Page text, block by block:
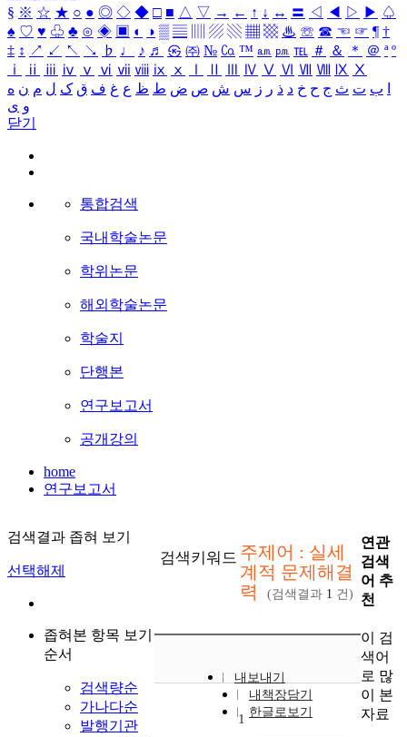
§ ※ ☆ ★ ○ ● ◎ ◇ ◆ □ ■ △ ▽ → ← ↑ ↓ ↔ 〓 ◁ ◀ ▷ ▶ ♤
♠ ♡ ♥ ♧ ♣ ⊙ ◈ ▣ ◐ ◑ ▒ ▤ ▨ ▧ ▦ ▩ ♨ ☏ ☎ ☜ ☞ ¶ †
‡ ↕ ↗ ↙ ↖ ↘ ♭ ♩ ♪ ♬ ㉿ ㈜ № ㏇ ™ ㏂ ㏘ ℡ ＃ ＆ ＊ ＠ ª º
ⅰ
ⅱ ⅲ ⅳ ⅴ ⅵ ⅶ ⅷ ⅸ ⅹ Ⅳ Ⅴ Ⅵ Ⅶ Ⅷ Ⅸ Ⅹ
ب ت ث ج ح خ د ذ ر ز س ش ص ض ط ظ ع غ ف ق ک ل م ن ه
و ی
닫기
통합검색
국내학술논문
학위논문
해외학술논문
학술지
단행본
연구보고서
공개강의
home
연구보고서
검색결과 좁혀 보기
선택해제
좁혀본 항목 보기
순서
검색량순
가나다순
발행기관
검색키워드 주제어 : 실세
계적 문제해결
력
(검색결과 1 건)
내보내기
내책장담기
한글로보기
1
연관
검색
어 추
천
이 검
색어
로 많
이 본
자료